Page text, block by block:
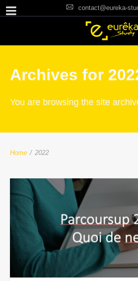
contact@eureka-
Archives for
You are browsing the site
Home / 2022